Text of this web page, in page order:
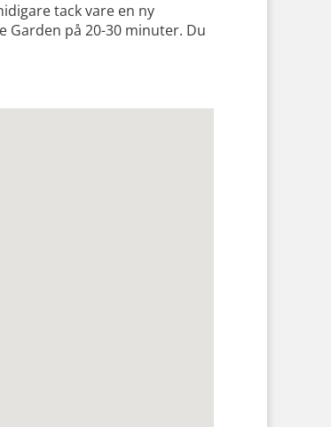
tack vare en ny
Garden på 20-30 minuter. Du